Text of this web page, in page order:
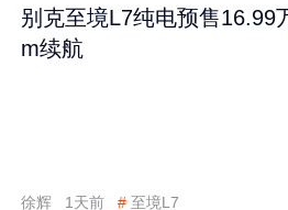
别克至境L7纯电预售16.99
m续航
徐辉 1天前 # 至境L7